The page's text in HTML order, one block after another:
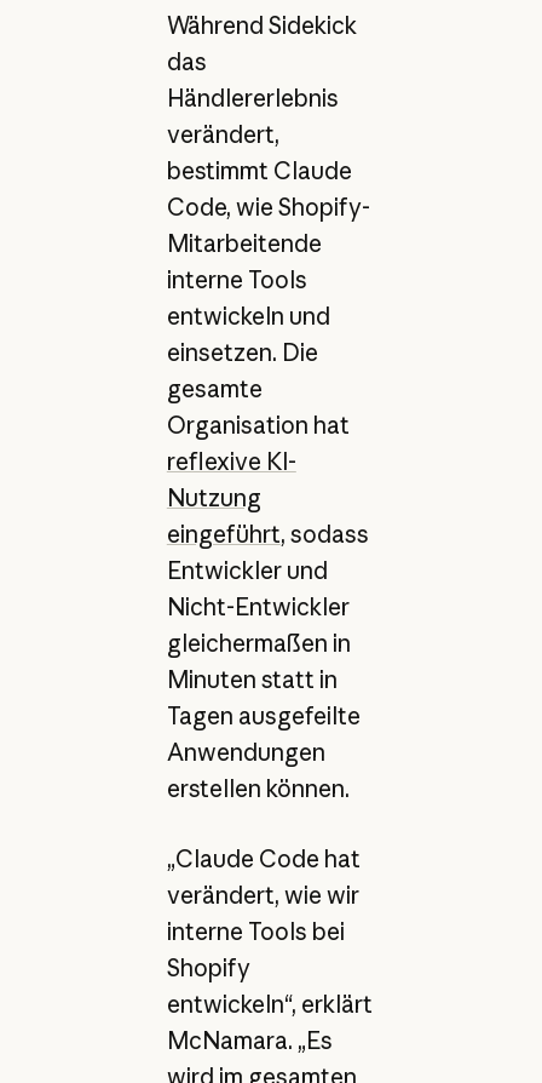
Während Sidekick
das
Händlererlebnis
verändert,
bestimmt Claude
Code, wie Shopify-
Mitarbeitende
interne Tools
entwickeln und
einsetzen. Die
gesamte
Organisation hat
reflexive KI-
Nutzung
eingeführt, sodass
Entwickler und
Nicht-Entwickler
gleichermaßen in
Minuten statt in
Tagen ausgefeilte
Anwendungen
erstellen können.
„Claude Code hat
verändert, wie wir
interne Tools bei
Shopify
entwickeln“, erklärt
McNamara. „Es